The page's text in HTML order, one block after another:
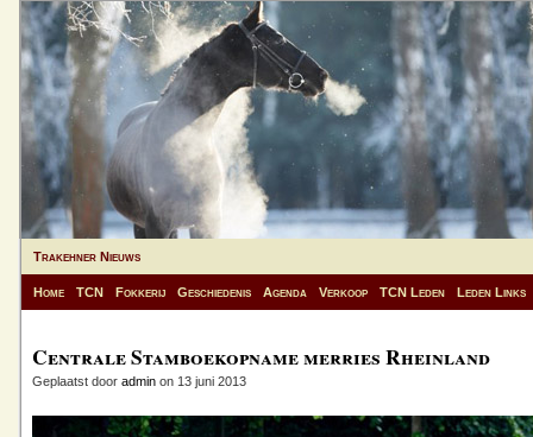
Trakehner Nieuws
Home TCN Fokkerij Geschiedenis Agenda Verkoop TCN Leden Leden Links
Centrale Stamboekopname merries Rheinland
Geplaatst door admin on 13 juni 2013